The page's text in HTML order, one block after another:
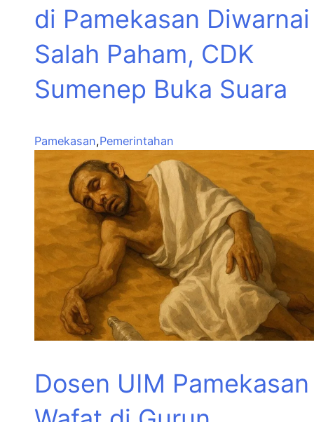
di Pamekasan Diwarnai
Salah Paham, CDK
Sumenep Buka Suara
Pamekasan,Pemerintahan
Dosen UIM Pamekasan